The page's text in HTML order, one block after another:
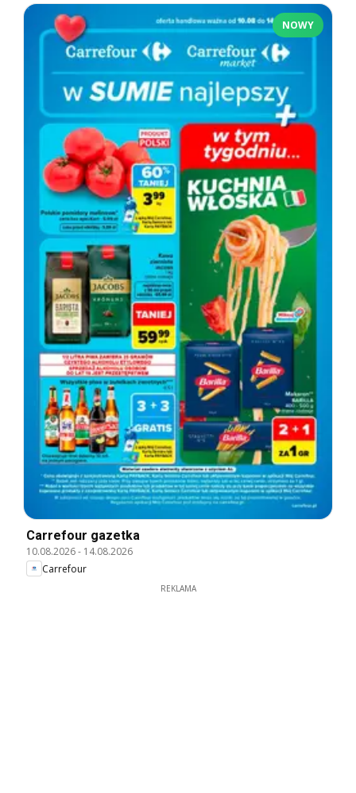
NOWY
Carrefour gazetka
10.08.2026- 14.08.2026
Carrefour
REKLAMA